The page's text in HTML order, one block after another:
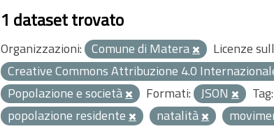
1 dataset trovato
Organizzazioni: Comune di Matera
Licenze
Creative Commons Attribuzione 4.0
Popolazione e società
Formati: JSON Tag:
popolazione residente
natalità